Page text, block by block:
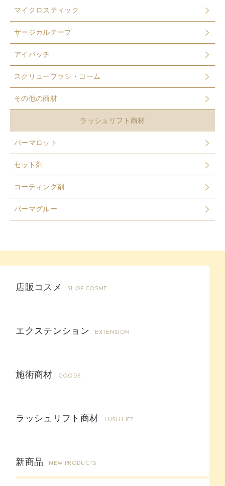
マイクロスティック
サージカルテープ
アイパッチ
スクリューブラシ・コーム
その他の商材
ラッシュリフト商材
パーマロット
セット剤
コーティング剤
パーマグルー
店販コスメ SHOP COSME
エクステンション EXTENSION
施術商材 GOODS
ラッシュリフト商材 LUSH LIFT
新商品 NEW PRODUCTS